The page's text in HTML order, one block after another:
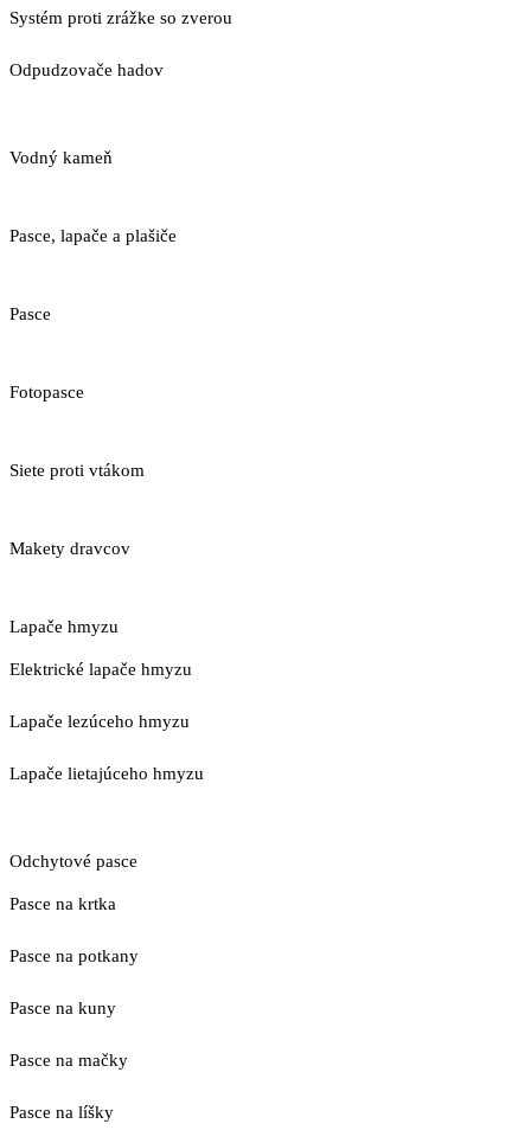
Systém proti zrážke so zverou
Odpudzovače hadov
Vodný kameň
Pasce, lapače a plašiče
Pasce
Fotopasce
Siete proti vtákom
Makety dravcov
Lapače hmyzu
Elektrické lapače hmyzu
Lapače lezúceho hmyzu
Lapače lietajúceho hmyzu
Odchytové pasce
Pasce na krtka
Pasce na potkany
Pasce na kuny
Pasce na mačky
Pasce na líšky